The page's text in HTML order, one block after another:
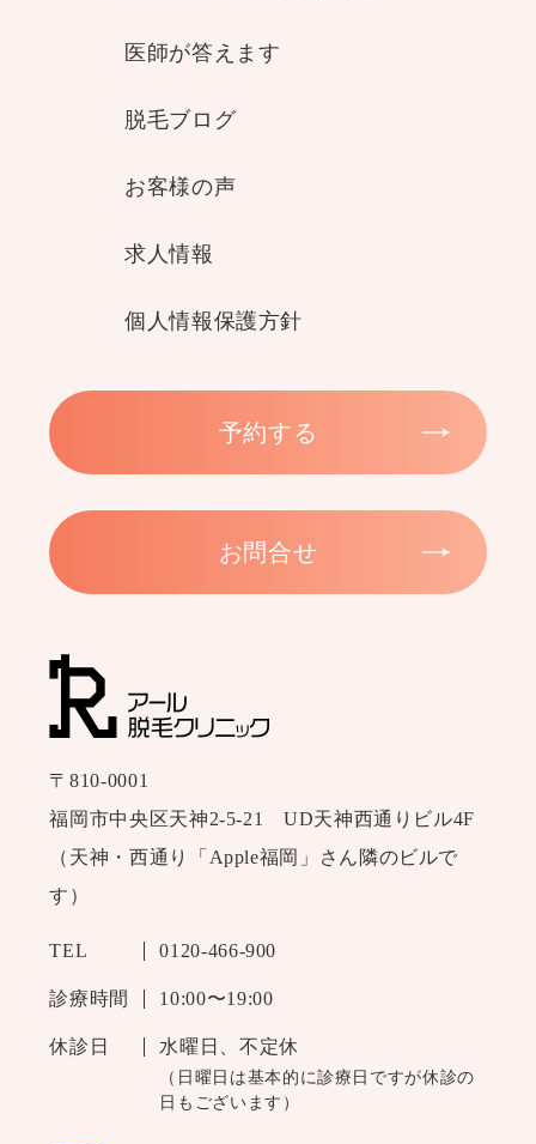
医師が答えます
脱毛ブログ
お客様の声
求人情報
個人情報保護方針
予約する
お問合せ
〒810-0001
福岡市中央区天神2-5-21 UD天神西通りビル4F
（天神・西通り「Apple福岡」さん隣のビルで
す）
TEL 0120-466-900
診療時間 10:00〜19:00
休診日 水曜日、不定休
（日曜日は基本的に診療日ですが休診の
日もございます）